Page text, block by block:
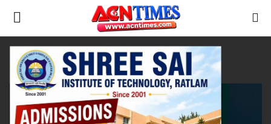
Home
Contact
Tag:MRI in Ratlam
रतलाम